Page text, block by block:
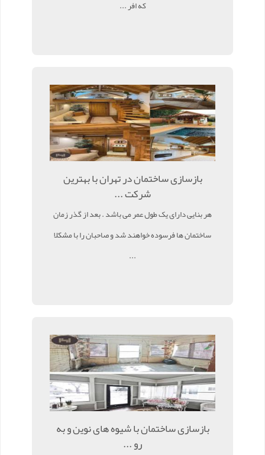
که افر ...
بازسازی ساختمان در تهران با بهترین
شرکت ...
هر بنایی دارای یک طول عمر می باشد . بعد از گذر زمان
ساختمان ها فرسوده خواهند شد و صاحبان را با مشکلا
...
بازسازی ساختمان با شیوه های نوین و به
رو ...